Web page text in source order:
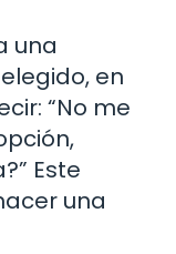
una
en
“No me
Este
una